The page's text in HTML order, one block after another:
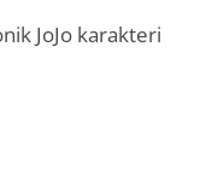
JoJo karakteri